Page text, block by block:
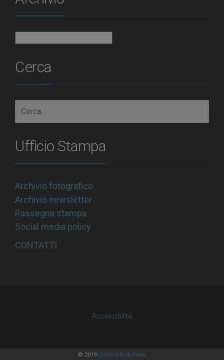
Cerca
Ufficio Stampa
Archivio fotografico
Archivio newsletter
Rassegna stampa
Social media policy
CONTATTI
Accessibilità
© 2019 Università di Pavia